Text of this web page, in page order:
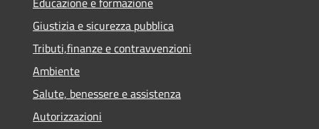
Giustizia e sicurezza pubblica
Tributi,finanze e contravvenzioni
Ambiente
Salute, benessere e assistenza
Autorizzazioni